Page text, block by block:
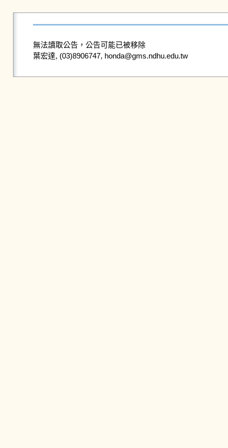
無法讀取公告，公告可能已被移除
葉宏達, (03)8906747, honda@gms.ndhu.edu.tw